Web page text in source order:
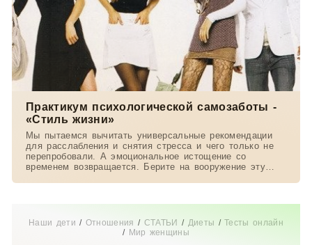
Практикум психологической самозаботы -
«Стиль жизни»
Мы пытаемся вычитать универсальные рекомендации
для расслабления и снятия стресса и чего только не
перепробовали. А эмоциональное истощение со
временем возвращается. Берите на вооружение эту
Наши дети / Отношения / СТАТЬИ / Диеты /Тесты онлайн
/ Мир женщины